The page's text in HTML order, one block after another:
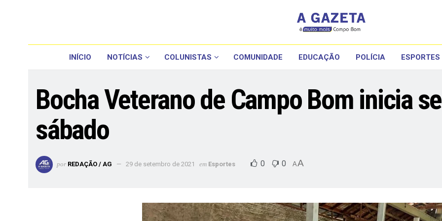
INÍCIO NOTÍCIAS COLUNISTAS COMUNIDADE EDUCAÇÃO POLÍCIA ESPORTES
Bocha Veterano de Campo Bom inicia
sábado
por REDAÇÃO / AG 29 de setembro de 2021 em Esportes 0 0 AA